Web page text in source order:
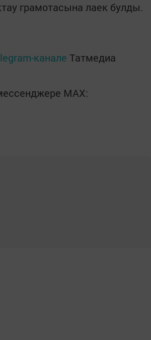
грамотасына лаек булды.
канале Татмедиа
MАХ: